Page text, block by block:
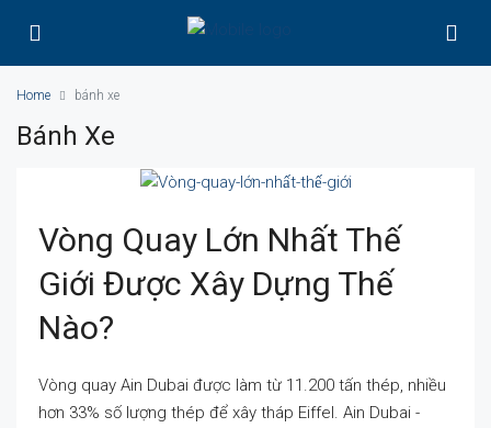
Home bánh xe
Bánh Xe
Vòng Quay Lớn Nhất Thế
Giới Được Xây Dựng Thế
Nào?
Vòng quay Ain Dubai được làm từ 11.200 tấn thép, nhiều
hơn 33% số lượng thép để xây tháp Eiffel. Ain Dubai -